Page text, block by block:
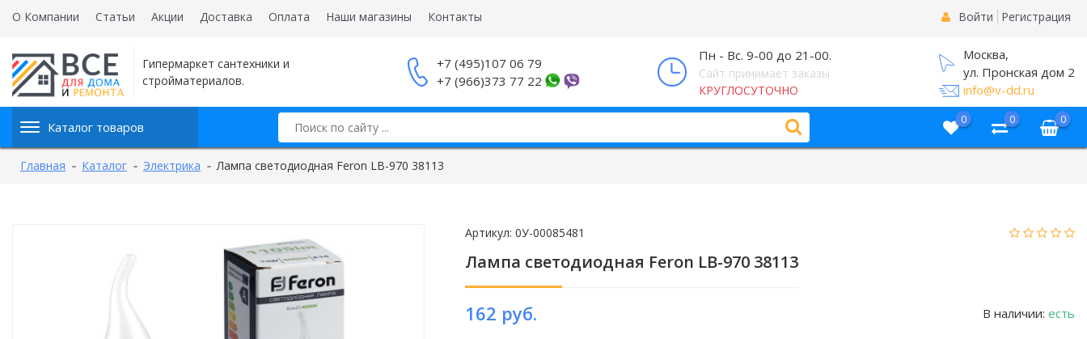
О Компании Статьи Акции Доставка Оплата Наши магазины Контакты Войти Регистрация
Гипермаркет сантехники и
стройматериалов.
+7 (495)107 06 79
+7 (966)373 77 22
Пн - Вс. 9-00 до 21-00.
Сайт принимает заказы
КРУГЛОСУТОЧНО
Москва,
ул. Пронская дом 2
info@v-dd.ru
Каталог товаров 0 0 0
Главная Каталог Электрика Лампа светодиодная Feron LB-970 38113
Артикул: 0У-00085481
Лампа светодиодная Feron LB-970 38113
162 руб. В наличии: есть